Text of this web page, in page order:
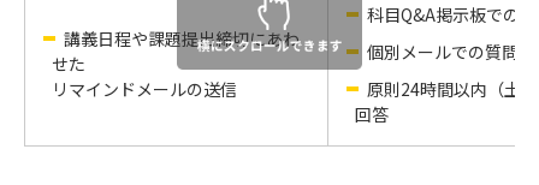
講義日程や課題提出締切にあわ
せた
リマインドメールの送信
科目Q&A掲示板での
個別メールでの質問
原則24時間以内（土
回答